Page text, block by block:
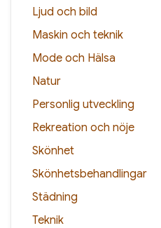
Ljud och bild
Maskin och teknik
Mode och Hälsa
Natur
Personlig utveckling
Rekreation och nöje
Skönhet
Skönhetsbehandlingar
Städning
Teknik